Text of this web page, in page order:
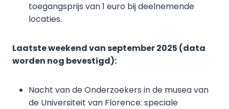
toegangsprijs van 1 euro bij deelnemende
locaties.
Laatste weekend van september 2025 (data
worden nog bevestigd):
Nacht van de Onderzoekers in de musea van
de Universiteit van Florence: speciale